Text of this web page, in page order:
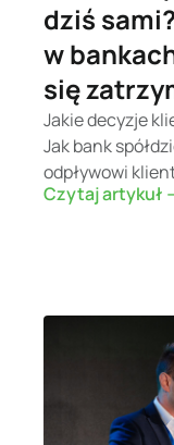
dziś
w
się
Jakie decyzje
Jak bank
odpływowi
Czytaj artykuł -